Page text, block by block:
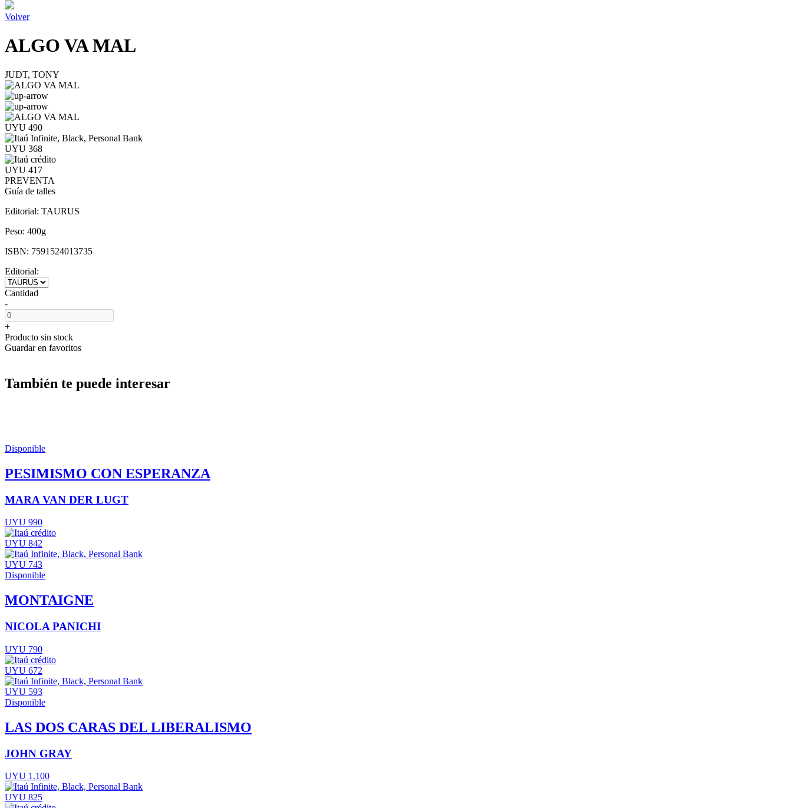
Volver
ALGO VA MAL
JUDT, TONY
UYU 490
UYU 368
UYU 417
PREVENTA
Guía de talles
Editorial: TAURUS
Peso: 400g
ISBN: 7591524013735
Editorial:
Cantidad
-
+
Producto sin stock
Guardar en favoritos
También te puede interesar
Disponible
PESIMISMO CON ESPERANZA
MARA VAN DER LUGT
UYU 990
UYU 842
UYU 743
Disponible
MONTAIGNE
NICOLA PANICHI
UYU 790
UYU 672
UYU 593
Disponible
LAS DOS CARAS DEL LIBERALISMO
JOHN GRAY
UYU 1.100
UYU 825